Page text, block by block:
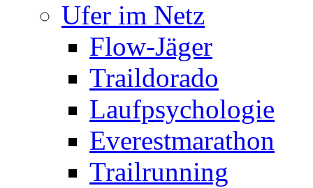
Ufer im Netz
Flow-Jäger
Traildorado
Laufpsychologie
Everestmarathon
Trailrunning